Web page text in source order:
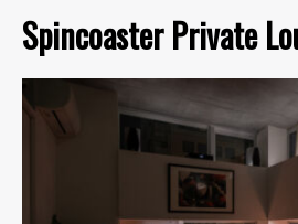
Spincoaster Private